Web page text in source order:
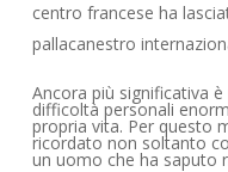
centro francese ha
pallacanestro
Ancora più significativa
difficoltà personali
propria vita. Per questo
ricordato non soltanto
un uomo che ha saputo